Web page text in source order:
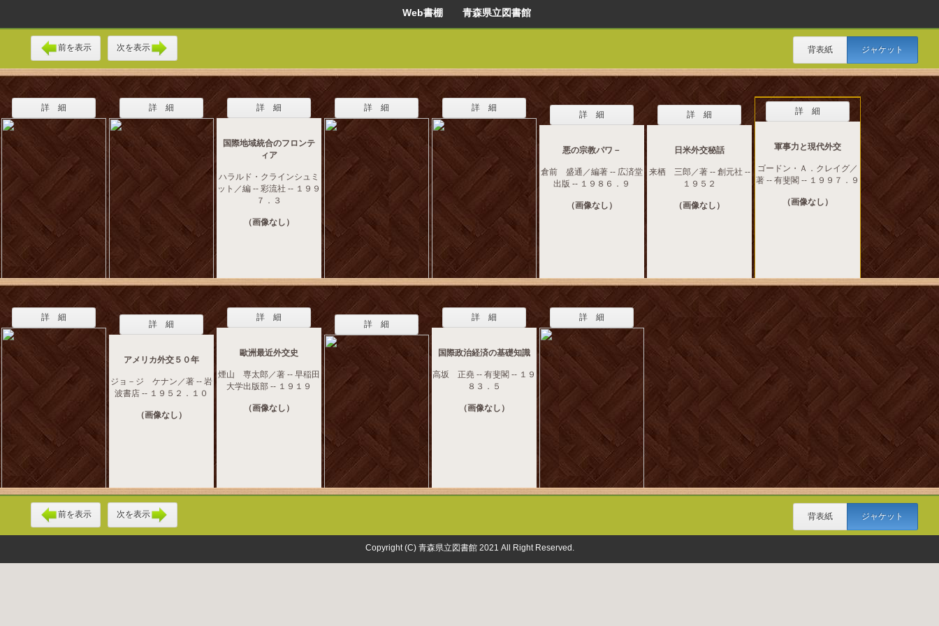
Web書棚 青森県立図書館
前を表示 次を表示 背表紙 ジャケット
詳 細 詳 細 詳 細
国際地域統合のフロンテ
ィア
ハラルド・クラインシュミ
ット／編 -- 彩流社 -- １９９
７．３
（画像なし）
詳 細 詳 細
詳 細
悪の宗教パワ－
倉前 盛通／編著 -- 広済堂
出版 -- １９８６．９
（画像なし）
詳 細
日米外交秘話
来栖 三郎／著 -- 創元社 --
１９５２
（画像なし）
詳 細
軍事力と現代外交
ゴードン・Ａ．クレイグ／
著 -- 有斐閣 -- １９９７．９
（画像なし）
詳 細
詳 細
アメリカ外交５０年
ジョ－ジ ケナン／著 -- 岩
波書店 -- １９５２．１０
（画像なし）
詳 細
歐洲最近外交史
煙山 専太郎／著 -- 早稲田
大学出版部 -- １９１９
（画像なし）
詳 細
詳 細
国際政治経済の基礎知識
高坂 正堯 -- 有斐閣 -- １９
８３．５
（画像なし）
詳 細
前を表示 次を表示 背表紙 ジャケット
Copyright (C) 青森県立図書館 2021 All Right Reserved.